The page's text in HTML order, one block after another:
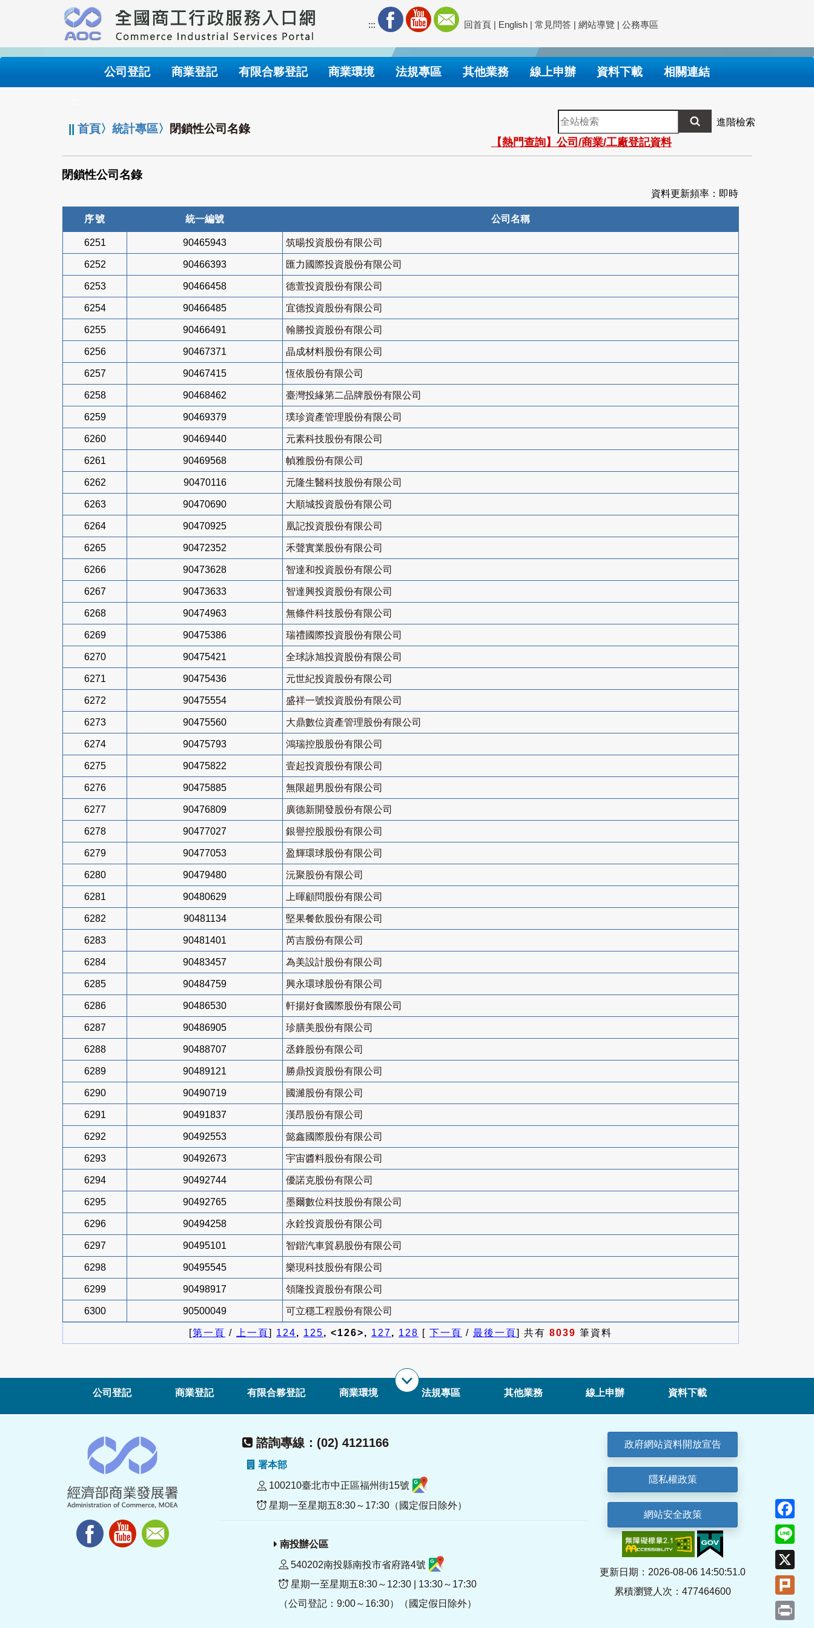
要
內
::: 回首頁 | English | 常見問答 | 網站導覽 | 公務專區
公司登記 商業登記 有限合夥登記 商業環境 法規專區 其他業務 線上申辦 資料下載 相關連結
||首頁〉統計專區〉 閉鎖性公司名錄
全
站
檢
索
進階檢索
【熱門查詢】公司/商業/工廠登記資料
閉鎖性公司名錄
資料更新頻率：即時
序號 統一編號 公司名稱
6251 90465943 筑暘投資股份有限公司
6252 90466393 匯力國際投資股份有限公司
6253 90466458 德萱投資股份有限公司
6254 90466485 宜德投資股份有限公司
6255 90466491 翰勝投資股份有限公司
6256 90467371 晶成材料股份有限公司
6257 90467415 恆依股份有限公司
6258 90468462 臺灣投緣第二品牌股份有限公司
6259 90469379 璞珍資產管理股份有限公司
6260 90469440 元素科技股份有限公司
6261 90469568 幀雅股份有限公司
6262 90470116 元隆生醫科技股份有限公司
6263 90470690 大順城投資股份有限公司
6264 90470925 凰記投資股份有限公司
6265 90472352 禾聲實業股份有限公司
6266 90473628 智達和投資股份有限公司
6267 90473633 智達興投資股份有限公司
6268 90474963 無條件科技股份有限公司
6269 90475386 瑞禮國際投資股份有限公司
6270 90475421 全球詠旭投資股份有限公司
6271 90475436 元世紀投資股份有限公司
6272 90475554 盛祥一號投資股份有限公司
6273 90475560 大鼎數位資產管理股份有限公司
6274 90475793 鴻瑞控股股份有限公司
6275 90475822 壹起投資股份有限公司
6276 90475885 無限超男股份有限公司
6277 90476809 廣德新開發股份有限公司
6278 90477027 銀譽控股股份有限公司
6279 90477053 盈輝環球股份有限公司
6280 90479480 沅聚股份有限公司
6281 90480629 上暉顧問股份有限公司
6282 90481134 堅果餐飲股份有限公司
6283 90481401 芮吉股份有限公司
6284 90483457 為美設計股份有限公司
6285 90484759 興永環球股份有限公司
6286 90486530 軒揚好食國際股份有限公司
6287 90486905 珍膳美股份有限公司
6288 90488707 丞鋒股份有限公司
6289 90489121 勝鼎投資股份有限公司
6290 90490719 國濰股份有限公司
6291 90491837 漢昂股份有限公司
6292 90492553 懿鑫國際股份有限公司
6293 90492673 宇宙醬料股份有限公司
6294 90492744 優諾克股份有限公司
6295 90492765 墨爾數位科技股份有限公司
6296 90494258 永銓投資股份有限公司
6297 90495101 智鍇汽車貿易股份有限公司
6298 90495545 樂現科技股份有限公司
6299 90498917 領隆投資股份有限公司
6300 90500049 可立穩工程股份有限公司
[第一頁 / 上一頁] 124, 125, <126>, 127, 128 [ 下一頁 / 最後一頁] 共有 8039 筆資料
公司登記 商業登記 有限合夥登記 商業環境 法規專區 其他業務 線上申辦 資料下載
諮詢專線：(02) 4121166
署本部
100210臺北市中正區福州街15號
星期一至星期五8:30～17:30（國定假日除外）
南投辦公區
540202南投縣南投市省府路4號
星期一至星期五8:30～12:30 | 13:30～17:30
（公司登記：9:00～16:30）（國定假日除外）
政府網站資料開放宣告
隱私權政策
網站安全政策
更新日期：2026-08-06 14:50:51.0
累積瀏覽人次：477464600